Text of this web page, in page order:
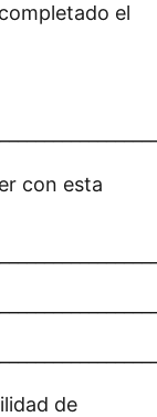
el
con esta
de